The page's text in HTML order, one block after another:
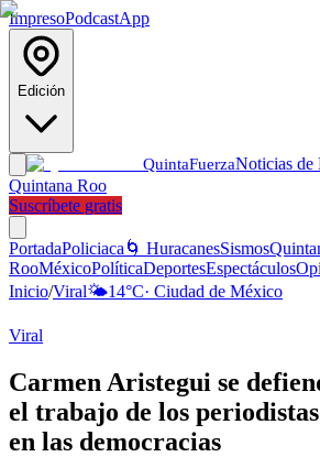
ImpresoPodcastApp
Edición
QuintaFuerzaNoticias de
Quintana Roo
Suscríbete gratis
PortadaPoliciaca 🌀 HuracanesSismos
RooMéxicoPolíticaDeportesEspectáculos
Inicio/Viral🌤️14°C· Ciudad de México
Viral
Carmen Aristegui se
el trabajo de los
en las democracias